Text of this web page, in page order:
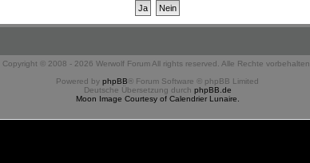
Copyright © 2008 - 2026 Werwolf Forum All rights reserved. Alle Rechte vorbehalten.
Powered by phpBB ® Forum Software © phpBB Limited
Deutsche Übersetzung durch phpBB.de
Moon Image Courtesy of Calendrier Lunaire.